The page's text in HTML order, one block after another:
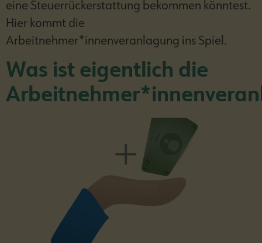
eine Steuerrückerstattung bekommen könntest.
Hier kommt die
Arbeitnehmer*innenveranlagung ins Spiel.
Was ist eigentlich die